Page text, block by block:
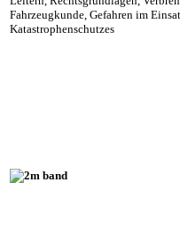
Fahrzeugkunde, Gefahren im
Katastrophenschutzes